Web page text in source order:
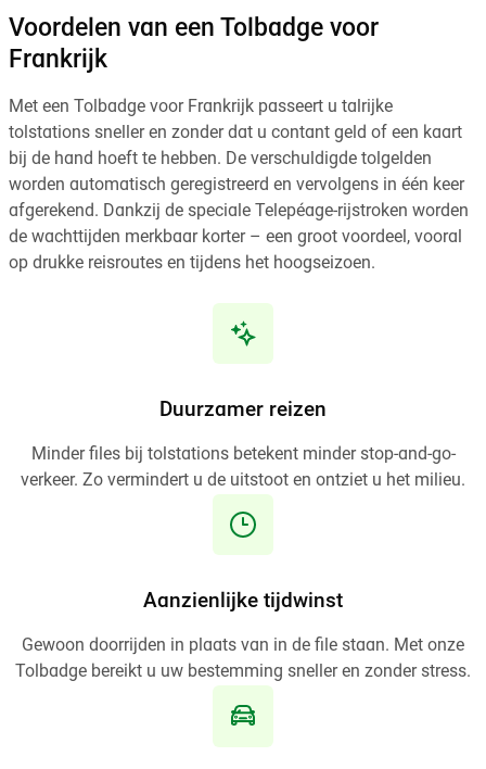
Voordelen van een Tolbadge voor
Frankrijk
Met een Tolbadge voor Frankrijk passeert u talrijke
tolstations sneller en zonder dat u contant geld of een kaart
bij de hand hoeft te hebben. De verschuldigde tolgelden
worden automatisch geregistreerd en vervolgens in één keer
afgerekend. Dankzij de speciale Telepéage-rijstroken worden
de wachttijden merkbaar korter – een groot voordeel, vooral
op drukke reisroutes en tijdens het hoogseizoen.
Duurzamer reizen
Minder files bij tolstations betekent minder stop-and-go-
verkeer. Zo vermindert u de uitstoot en ontziet u het milieu.
Aanzienlijke tijdwinst
Gewoon doorrijden in plaats van in de file staan. Met onze
Tolbadge bereikt u uw bestemming sneller en zonder stress.